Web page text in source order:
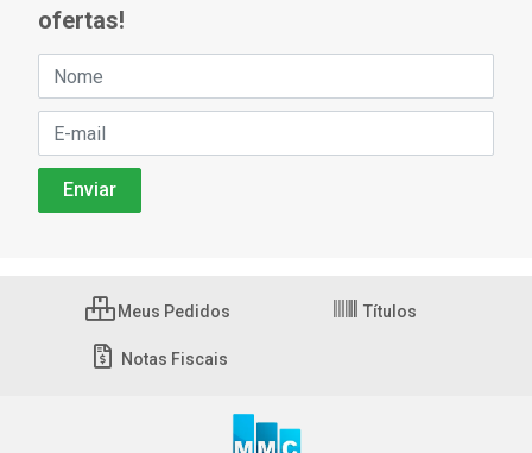
ofertas!
Meus Pedidos Títulos
Notas Fiscais